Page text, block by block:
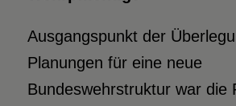
Ausgangspunkt der
Planungen für eine neue
Bundeswehrstruktur war die